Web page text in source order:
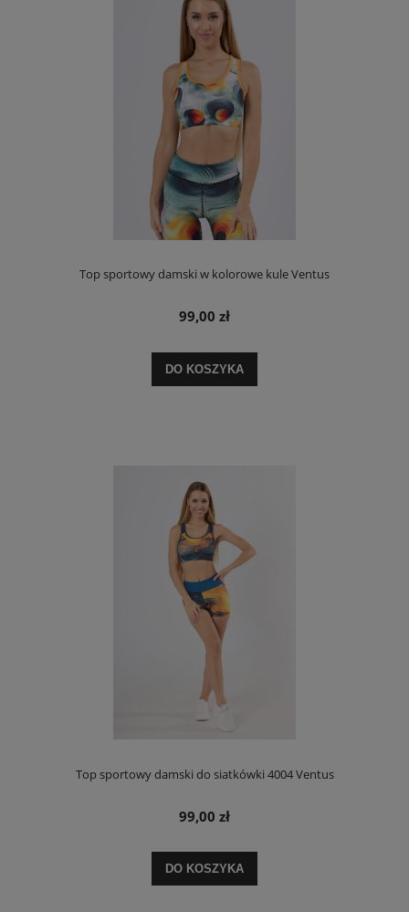
Top sportowy damski w kolorowe kule Ventus
99,00 zł
DO KOSZYKA
Top sportowy damski do siatkówki 4004 Ventus
99,00 zł
DO KOSZYKA